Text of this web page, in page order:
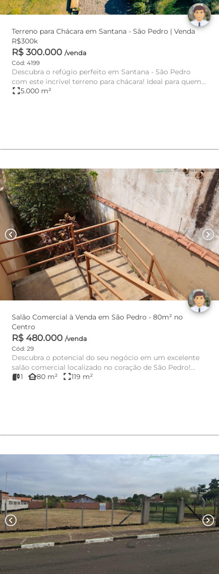
Terreno para Chácara em Santana - São Pedro | Venda
R$300k
R$ 300.000 /venda
Cód: 4199
Descubra o refúgio perfeito em Santana - São Pedro
com este incrível terreno para chácara! Ideal para quem
busca tranqu...
fullscreen5.000 m²
chevron_left chevron_right
Salão Comercial à Venda em São Pedro - 80m² no
Centro
R$ 480.000 /venda
Cód: 29
Descubra o potencial do seu negócio em um excelente
salão comercial localizado no coração de São Pedro!
Com uma área út...
1 other_houses80 m² fullscreen119 m²
chevron_left chevron_right